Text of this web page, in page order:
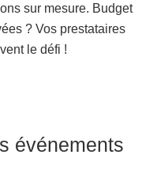
sur mesure. Budget
? Vos prestataires
le défi !
événements